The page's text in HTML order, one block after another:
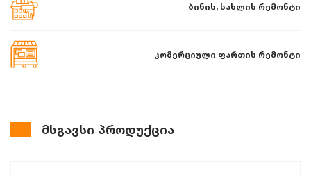
ბინის, სახლის რემონტი
კომერციული ფართის რემონტი
მსგავსი პროდუქცია